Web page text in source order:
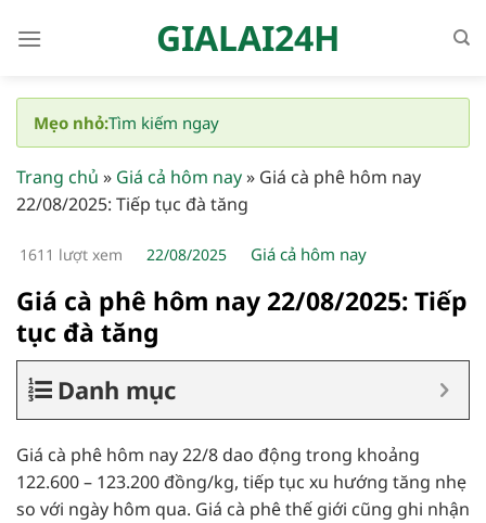
qua
dung
GIALAI24H
Mẹo nhỏ:Tìm kiếm ngay
Trang chủ » Giá cả hôm nay» Giá cà phê hôm nay
22/08/2025: Tiếp tục đà tăng
1611 lượt xem 22/08/2025 Giá cả hôm nay
Giá cà phê hôm nay 22/08/2025: Tiếp
tục đà tăng
Danh mục
Giá cà phê hôm nay 22/8 dao động trong khoảng
122.600 – 123.200 đồng/kg, tiếp tục xu hướng tăng nhẹ
so với ngày hôm qua. Giá cà phê thế giới cũng ghi nhận